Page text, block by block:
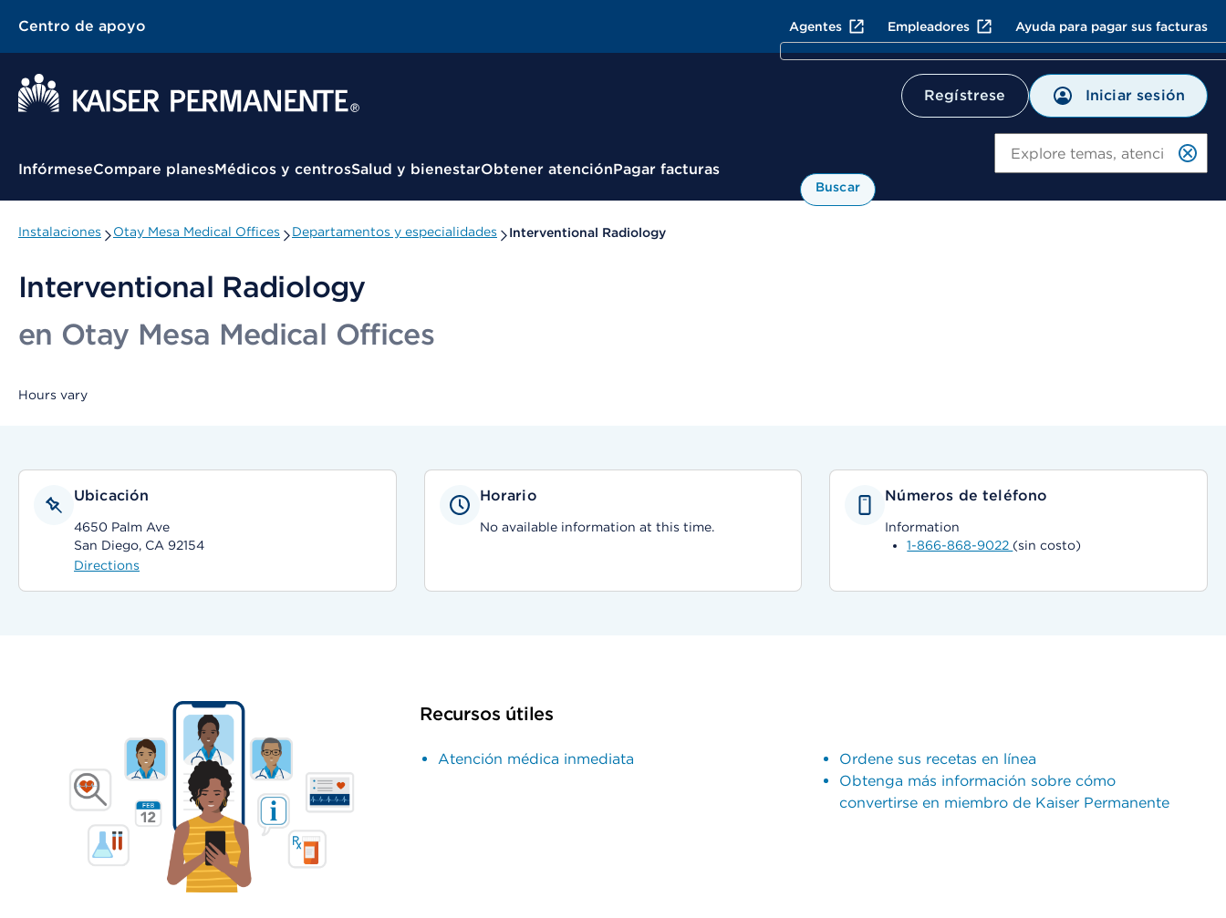
Centro de apoyo Agentes Empleadores Ayuda para pagar sus facturas
Regístrese Iniciar sesión
Menú contextual
InfórmeseCompare planesMédicos y centrosSalud y bienestarObtener atenciónPagar facturas
Buscar
Instalaciones Otay Mesa Medical Offices Departamentos y especialidades Interventional Radiology
Interventional Radiology
en Otay Mesa Medical Offices
Hours vary
Ubicación
4650 Palm Ave
San Diego, CA 92154
Directions
Horario
No available information at this time.
Números de teléfono
Information
1-866-868-9022 (sin costo)
Recursos útiles
Atención médica inmediata
Ordene sus recetas en línea
Obtenga más información sobre cómo
convertirse en miembro de Kaiser Permanente